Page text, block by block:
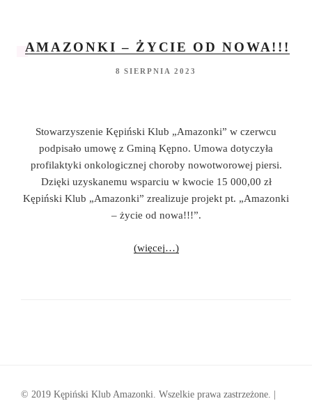
AMAZONKI – ŻYCIE OD NOWA!!!
8 SIERPNIA 2023
Stowarzyszenie Kępiński Klub „Amazonki” w czerwcu
podpisało umowę z Gminą Kępno. Umowa dotyczyła
profilaktyki onkologicznej choroby nowotworowej piersi.
Dzięki uzyskanemu wsparciu w kwocie 15 000,00 zł
Kępiński Klub „Amazonki” zrealizuje projekt pt. „Amazonki
– życie od nowa!!!”.
(więcej…)
© 2019 Kępiński Klub Amazonki. Wszelkie prawa zastrzeżone. |